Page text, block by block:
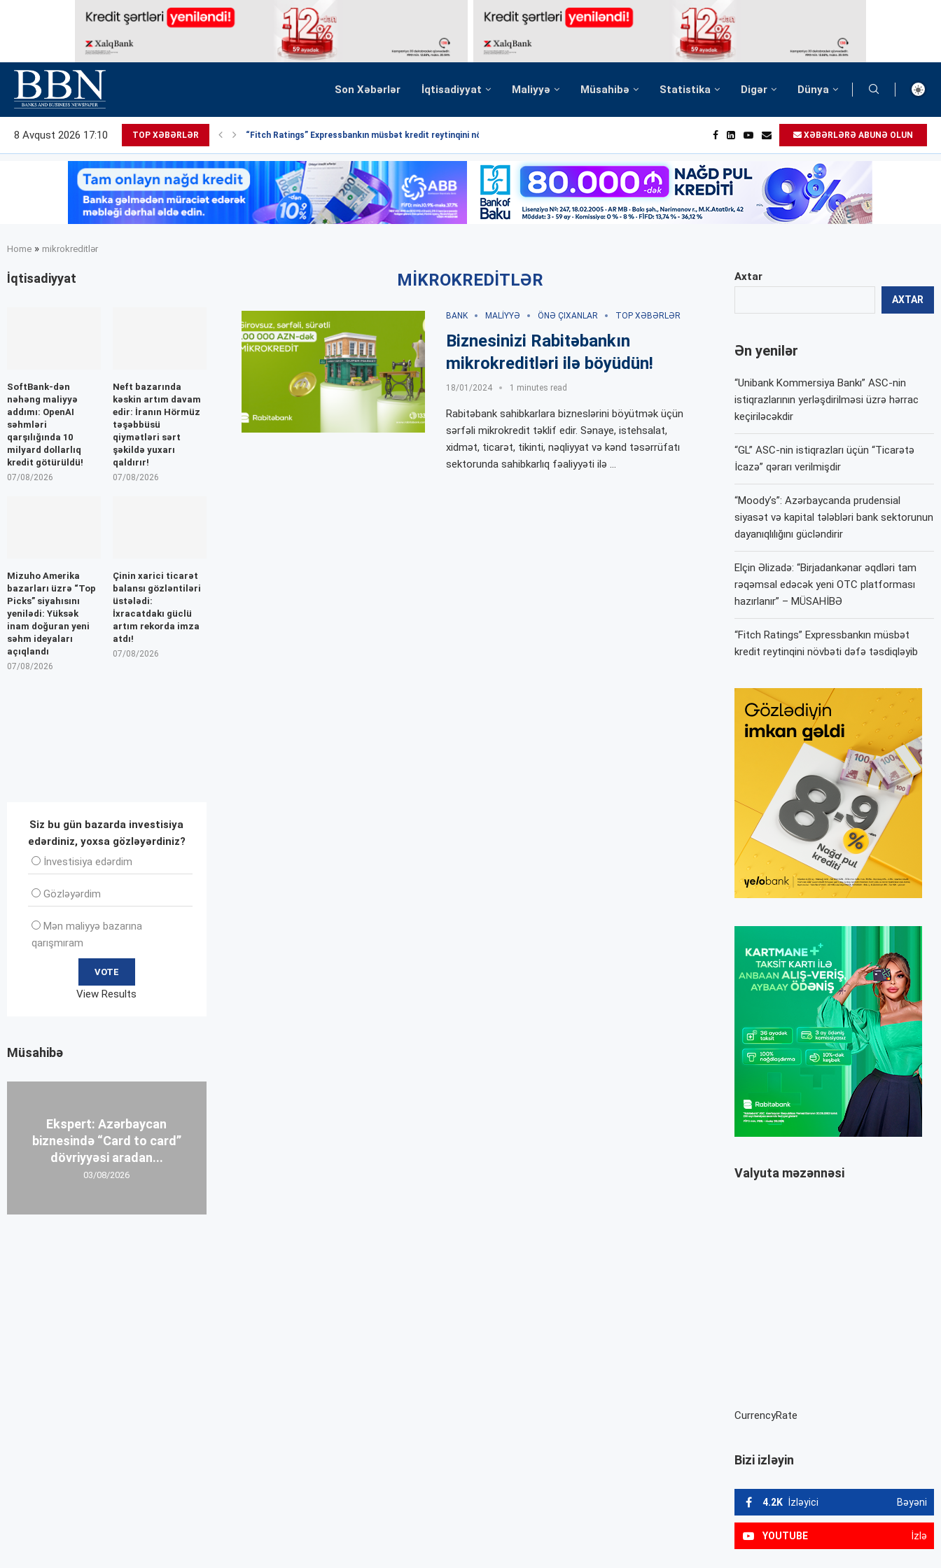
Son Xəbərlər İqtisadiyyat Maliyyə Müsahibə Statistika Digər Dünya
8 Avqust 2026 17:10 TOP XƏBƏRLƏR “Fitch Ratings” Expressbankın müsbət kredit reytinqini növbəti dəfə... XƏBƏRLƏRƏ ABUNƏ OLUN
Home » mikrokreditlər
MIKROKREDITLƏR
BANK MALIYYƏ ÖNƏ ÇIXANLAR TOP XƏBƏRLƏR
Biznesinizi Rabitəbankın
mikrokreditləri ilə böyüdün!
18/01/2024 1 minutes read
Rabitəbank sahibkarlara bizneslərini böyütmək üçün
sərfəli mikrokredit təklif edir. Sənaye, istehsalat,
xidmət, ticarət, tikinti, nəqliyyat və kənd təsərrüfatı
sektorunda sahibkarlıq fəaliyyəti ilə …
Axtar
AXTAR
Ən yenilər
“Unibank Kommersiya Bankı” ASC-nin
istiqrazlarının yerləşdirilməsi üzrə hərrac
keçiriləcəkdir
“GL” ASC-nin istiqrazları üçün “Ticarətə
İcazə” qərarı verilmişdir
“Moody’s”: Azərbaycanda prudensial
siyasət və kapital tələbləri bank sektorunun
dayanıqlılığını gücləndirir
Elçin Əlizadə: “Birjadankənar əqdləri tam
rəqəmsal edəcək yeni OTC platforması
hazırlanır” – MÜSAHİBƏ
“Fitch Ratings” Expressbankın müsbət
kredit reytinqini növbəti dəfə təsdiqləyib
Valyuta məzənnəsi
CurrencyRate
Bizi izləyin
4.2K İzləyici Bəyəni
YOUTUBE İzlə
İqtisadiyyat
SoftBank-dən
nəhəng maliyyə
addımı: OpenAI
səhmləri
qarşılığında 10
milyard dollarlıq
kredit götürüldü!
07/08/2026
Neft bazarında
kəskin artım davam
edir: İranın Hörmüz
təşəbbüsü
qiymətləri sərt
şəkildə yuxarı
qaldırır!
07/08/2026
Mizuho Amerika
bazarları üzrə “Top
Picks” siyahısını
yenilədi: Yüksək
inam doğuran yeni
səhm ideyaları
açıqlandı
07/08/2026
Çinin xarici ticarət
balansı gözləntiləri
üstələdi:
İxracatdakı güclü
artım rekorda imza
atdı!
07/08/2026
Siz bu gün bazarda investisiya
edərdiniz, yoxsa gözləyərdiniz?
İnvеstisiya edərdim
Gözləyərdim
Mən maliyyə bazarına
qarışmıram
View Results
Müsahibə
Ekspert: Azərbaycan
biznesində “Card to card”
dövriyyəsi aradan...
03/08/2026